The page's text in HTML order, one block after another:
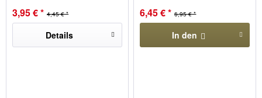
4,45 € *
3,95 € *
Details
6,95 € *
6,45 € *
In den